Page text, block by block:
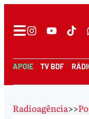
APOIE TV BDF
Radioagência>>